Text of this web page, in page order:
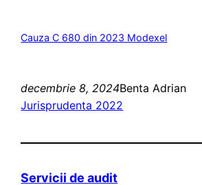
Cauza C 680 din 2023 Modexel
decembrie 8, 2024Benta Adrian
Jurisprudenta 2022
Servicii de audit